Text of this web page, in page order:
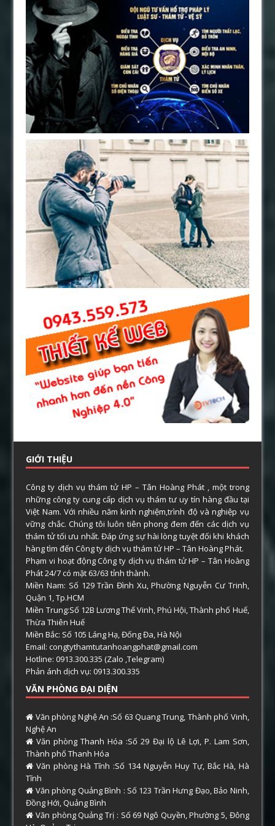
GIỚI THIỆU
Công ty dịch vụ thám tử HP – Tân Hoàng Phát , một trong
những công ty cung cấp dịch vụ thám tư uy tín hàng đầu tại
Việt Nam. Với nhiều năm kinh nghiệm,trình độ và nghiệp vụ
vững chắc. Chúng tôi luôn tiên phong đem đến các dịch vụ
thám tử tối ưu nhất. Đáp ứng sự hài lòng tuyệt đối khi khách
hàng tìm đến Công ty dịch vụ thám tử HP – Tân Hoàng Phát.
Phạm vi hoạt động Công ty dịch vụ thám tử HP – Tân Hoàng
Phát 24/7 có mặt 63/63 tỉnh thành.
Miền Nam: Số 129 Trần Đình Xu, Phường Nguyễn Cư Trinh,
Quận 1, Tp.HCM
Miền Trung:Số 12B Lương Thế Vinh, Phú Hội, Thành phố Huế,
Thừa Thiên Huế
Miền Bắc: Số 105 Láng Hạ, Đống Đa, Hà Nội
Email: congtythamtutanhoangphat@gmail.com
Hotline: 0913.300.335 (Zalo ,Telegram)
Phản ánh dịch vụ: 0913.300.335
VĂN PHÒNG ĐẠI DIỆN
Văn phòng Nghệ An :Số 63 Quang Trung, Thành phố Vinh,
Nghệ An
Văn phòng Thanh Hóa :Số 29 Đại lộ Lê Lợi, P. Lam Sơn,
Thành phố Thanh Hóa
Văn phòng Hà Tĩnh :Số 134 Nguyễn Huy Tự, Bắc Hà, Hà
Tĩnh
Văn phòng Quảng Bình : Số 123 Trần Hưng Đạo, Bảo Ninh,
Đồng Hới, Quảng Bình
Văn phòng Quảng Trị : Số 69 Ngô Quyền, Phường 5, Đông